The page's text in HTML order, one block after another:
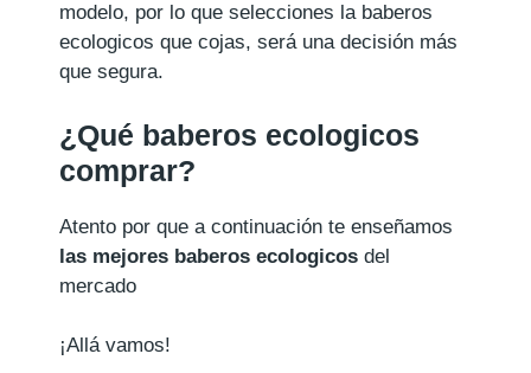
modelo, por lo que selecciones la baberos
ecologicos que cojas, será una decisión más
que segura.
¿Qué baberos ecologicos
comprar?
Atento por que a continuación te enseñamos
las mejores baberos ecologicos del
mercado
¡Allá vamos!